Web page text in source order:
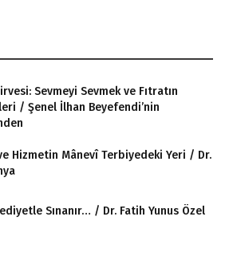
Sevmeyi Sevmek ve Fıtratın
/ Şenel İlhan Beyefendi’nin
Hizmetin Mânevî Terbiyedeki Yeri / Dr.
Sınanır… / Dr. Fatih Yunus Özel